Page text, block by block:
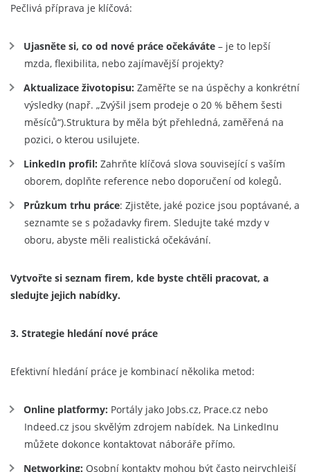
Pečlivá příprava je klíčová:
Ujasněte si, co od nové práce očekáváte – je to lepší
mzda, flexibilita, nebo zajímavější projekty?
Aktualizace životopisu: Zaměřte se na úspěchy a konkrétní
výsledky (např. „Zvýšil jsem prodeje o 20 % během šesti
měsíců“).Struktura by měla být přehledná, zaměřená na
pozici, o kterou usilujete.
LinkedIn profil: Zahrňte klíčová slova související s vaším
oborem, doplňte reference nebo doporučení od kolegů.
Průzkum trhu práce: Zjistěte, jaké pozice jsou poptávané, a
seznamte se s požadavky firem. Sledujte také mzdy v
oboru, abyste měli realistická očekávání.
Vytvořte si seznam firem, kde byste chtěli pracovat, a
sledujte jejich nabídky.
3. Strategie hledání nové práce
Efektivní hledání práce je kombinací několika metod:
Online platformy: Portály jako Jobs.cz, Prace.cz nebo
Indeed.cz jsou skvělým zdrojem nabídek. Na LinkedInu
můžete dokonce kontaktovat náboráře přímo.
Networking: Osobní kontakty mohou být často nejrychlejší